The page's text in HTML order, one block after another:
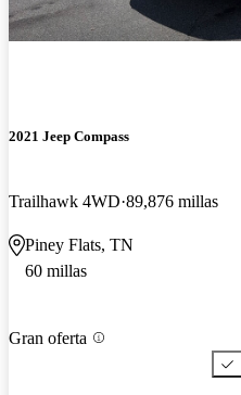
2021 Jeep Compass
Trailhawk 4WD 89,876 millas
Piney Flats, TN
60 millas
Gran oferta